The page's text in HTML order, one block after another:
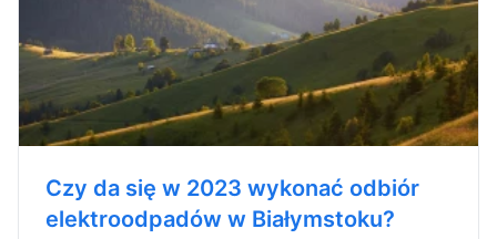
Czy da się w 2023 wykonać odbiór
elektroodpadów w Białymstoku?